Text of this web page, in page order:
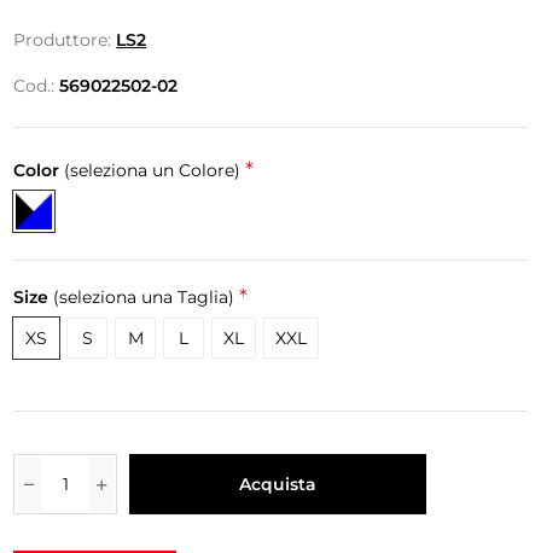
Produttore: LS2
Cod.: 569022502-02
Color (seleziona un Colore) *
Size (seleziona una Taglia) *
XS S M L XL XXL
Acquista